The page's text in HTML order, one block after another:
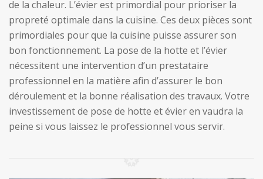
de la chaleur. L’évier est primordial pour prioriser la
propreté optimale dans la cuisine. Ces deux pièces sont
primordiales pour que la cuisine puisse assurer son
bon fonctionnement. La pose de la hotte et l’évier
nécessitent une intervention d’un prestataire
professionnel en la matière afin d’assurer le bon
déroulement et la bonne réalisation des travaux. Votre
investissement de pose de hotte et évier en vaudra la
peine si vous laissez le professionnel vous servir.